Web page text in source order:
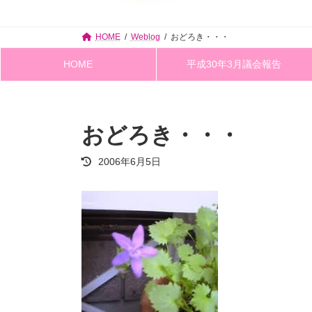
HOME Weblog おどろき・・・
HOME 平成30年3月議会報告
おどろき・・・
最
日
時
:
2006年6月5日